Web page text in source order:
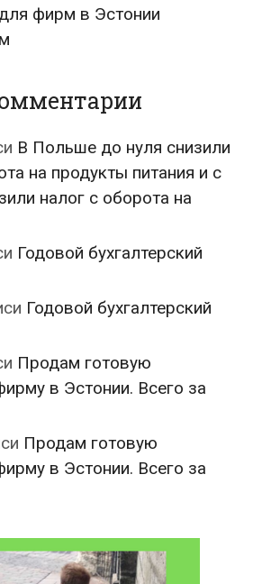
фирм в Эстонии
В Польше до нуля снизили
на продукты питания и с
налог с оборота на
Годовой бухгалтерский
Годовой бухгалтерский
Продам готовую
в Эстонии. Всего за
Продам готовую
в Эстонии. Всего за